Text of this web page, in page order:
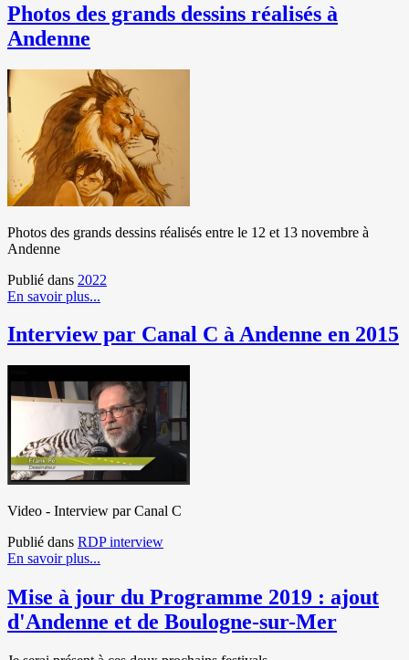
Photos des grands dessins réalisés à
Andenne
Photos des grands dessins réalisés entre le 12 et 13 novembre à
Andenne
Publié dans 2022
En savoir plus...
Interview par Canal C à Andenne en 2015
Video - Interview par Canal C
Publié dans RDP interview
En savoir plus...
Mise à jour du Programme 2019 : ajout
d'Andenne et de Boulogne-sur-Mer